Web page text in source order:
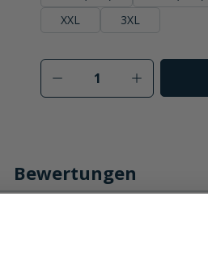
XXL
3XL
Produkt Anzahl:
Bewertungen